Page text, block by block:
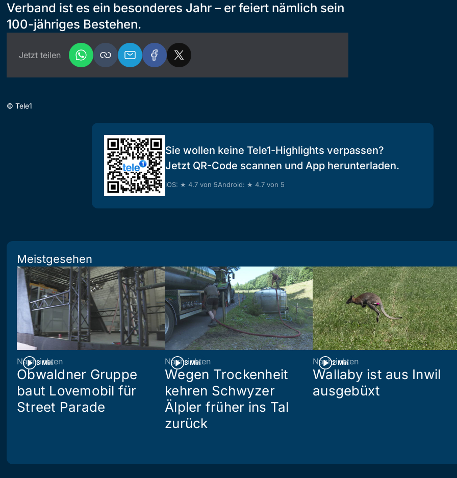
Verband ist es ein besonderes Jahr – er feiert nämlich sein
100-jähriges Bestehen.
Jetzt teilen
© Tele1
Sie wollen keine Tele1-Highlights verpassen?
Jetzt QR-Code scannen und App herunterladen.
iOS: ★ 4.7 von 5Android: ★ 4.7 von 5
Meistgesehen
3 Min
Nachrichten
Obwaldner Gruppe
baut Lovemobil für
Street Parade
3 Min
Nachrichten
Wegen Trockenheit
kehren Schwyzer
Älpler früher ins Tal
zurück
2 Min
Nachrichten
Wallaby ist aus Inwil
ausgebüxt